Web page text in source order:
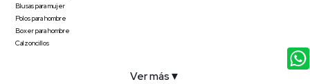
Blusas para mujer
Polos para hombre
Boxer para hombre
Calzoncillos
Ver más ▼